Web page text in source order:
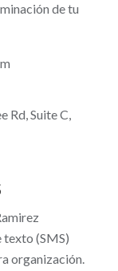
de tu
Rd, Suite C,
texto (SMS)
organización.